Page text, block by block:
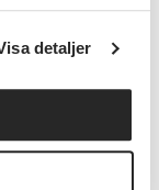
detaljer
handskar och
en gammal
för att öva de
att ni är på